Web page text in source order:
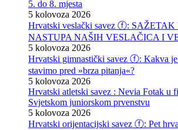
5. do 8. mjesta
5 kolovoza 2026
Hrvatski veslački savez ⓕ:
NASTUPA NAŠIH VESLAČICA I
5 kolovoza 2026
Hrvatski gimnastički savez ⓕ: Kakva
stavimo pred »brza pitanja«?
5 kolovoza 2026
Hrvatski atletski savez : Nevia Fotak u
Svjetskom juniorskom prvenstvu
5 kolovoza 2026
Hrvatski orijentacijski savez ⓕ: Pet